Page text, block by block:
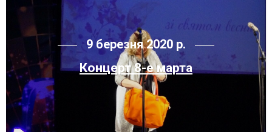
9 березня 2020 р.
Концерт 8-е марта